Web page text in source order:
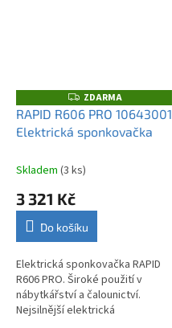
Z
D
A
R
M
ZDARMA
RAPID R606 PRO 10643001
Elektrická sponkovačka
Skladem (3 ks)
3 321 Kč
Do košíku
Elektrická sponkovačka RAPID
R606 PRO. Široké použití v
nábytkářství a čalounictví.
Nejsilnější elektrická